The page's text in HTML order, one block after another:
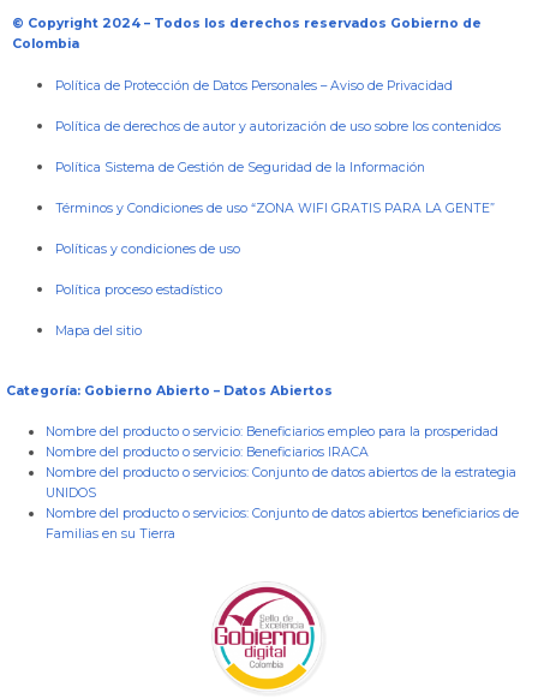
© Copyright 2024 – Todos los derechos reservados Gobierno de
Colombia
Política de Protección de Datos Personales –Aviso de Privacidad
Política de derechos de autor y autorización de uso sobre los contenidos
Política Sistema de Gestión de Seguridad de la Información
Términos y Condiciones de uso “ZONA WIFI GRATIS PARA LA GENTE”
Políticas y condiciones de uso
Política proceso estadístico
Mapa del sitio
Categoría: Gobierno Abierto – Datos Abiertos
Nombre del producto o servicio: Beneficiarios empleo para la prosperidad
Nombre del producto o servicio: Beneficiarios IRACA
Nombre del producto o servicios: Conjunto de datos abiertos de la estrategia
UNIDOS
Nombre del producto o servicios: Conjunto de datos abiertos beneficiarios de
Familias en su Tierra